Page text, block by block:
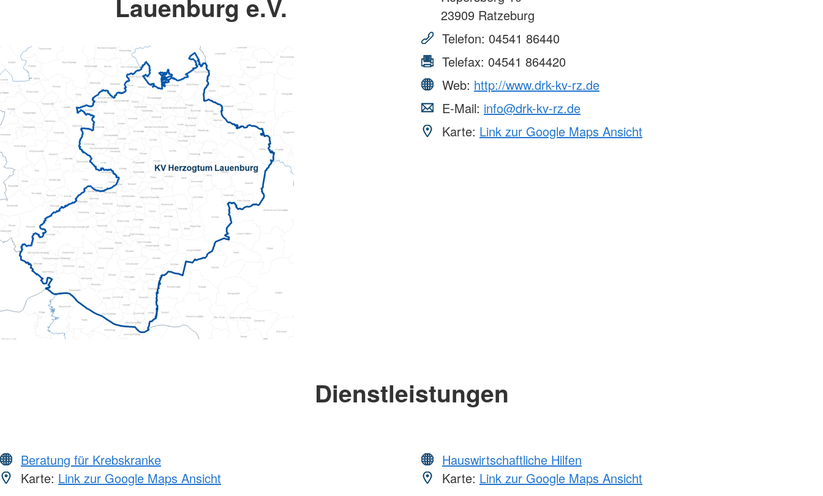
Lauenburg e.V.
23909 Ratzeburg
Telefon: 04541 86440
Telefax: 04541 864420
Web: http://www.drk-kv-rz.de
E-Mail: info@drk-kv-rz.de
Karte: Link zur Google Maps Ansicht
Dienstleistungen
Beratung für Krebskranke
Karte: Link zur Google Maps Ansicht
Hauswirtschaftliche Hilfen
Karte: Link zur Google Maps Ansicht